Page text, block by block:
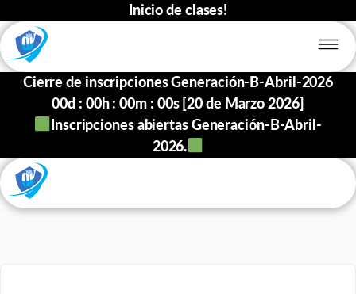
Inicio de clases!
Cierre de inscripciones Generación-B-Abril-2026
00d : 00h :00m : 00s [20 de Marzo 2026]
Inscripciones abiertas Generación-B-Abril-
2026.